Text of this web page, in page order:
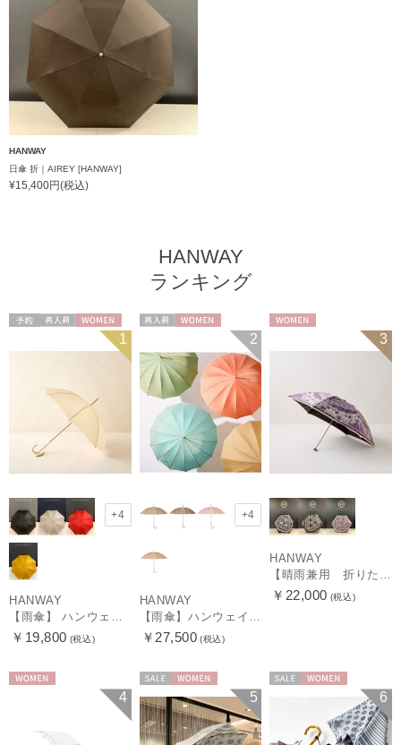
HANWAY
日傘 折｜AIREY [HANWAY]
¥15,400円(税込)
HANWAY
ランキング
WOMEN 1
+4
HANWAY
【雨傘】 ハンウェイ （HANWAY） Couturier クチュリエ 長傘 日本製
￥19,800 (税込)
2
+4
HANWAY
【雨傘】ハンウェイ （HANWAY ）真田耳（サナダミミ）長傘 日本製 カーボン骨
￥27,500 (税込)
3
HANWAY
【晴雨兼用 折りたたみ日傘】ハンウェイ（ＨＡＮＷＡＹ）Vestido de frida（べスティード・デ・フリーダ）
￥22,000 (税込)
4 5 6